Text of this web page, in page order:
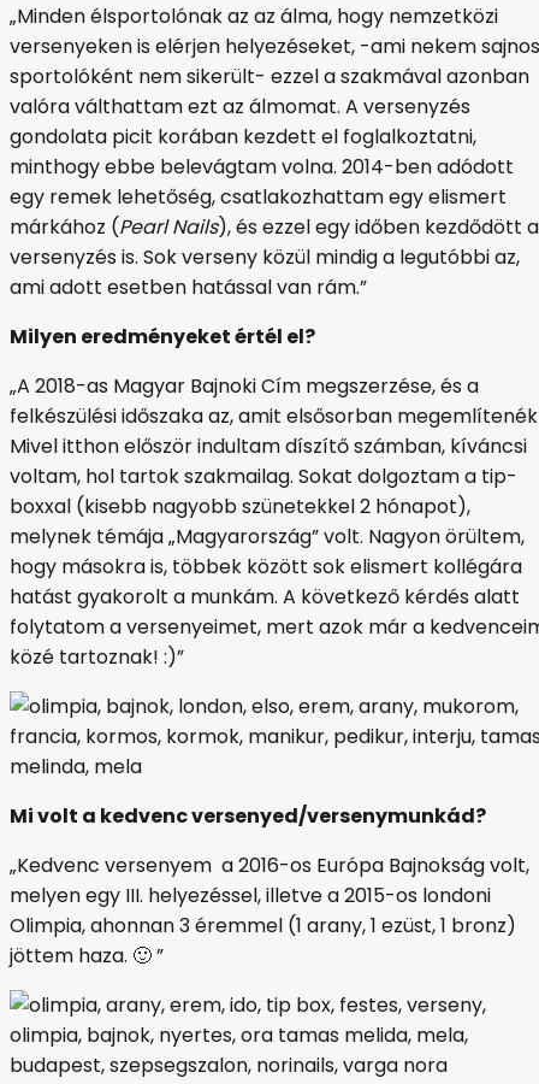
„Minden élsportolónak az az álma, hogy nemzetközi
versenyeken is elérjen helyezéseket, -ami nekem sajnos
sportolóként nem sikerült- ezzel a szakmával azonban
valóra válthattam ezt az álmomat. A versenyzés
gondolata picit korában kezdett el foglalkoztatni,
minthogy ebbe belevágtam volna. 2014-ben adódott
egy remek lehetőség, csatlakozhattam egy elismert
márkához (Pearl Nails), és ezzel egy időben kezdődött a
versenyzés is. Sok verseny közül mindig a legutóbbi az,
ami adott esetben hatással van rám.”
Milyen eredményeket értél el?
„A 2018-as Magyar Bajnoki Cím megszerzése, és a
felkészülési időszaka az, amit elsősorban megemlítenék
Mivel itthon először indultam díszítő számban, kíváncsi
voltam, hol tartok szakmailag. Sokat dolgoztam a tip-
boxxal (kisebb nagyobb szünetekkel 2 hónapot),
melynek témája „Magyarország” volt. Nagyon örültem,
hogy másokra is, többek között sok elismert kollégára
hatást gyakorolt a munkám. A következő kérdés alatt
folytatom a versenyeimet, mert azok már a
közé tartoznak! :)”
Mi volt a kedvenc versenyed/versenymunkád?
„Kedvenc versenyem a 2016-os Európa Bajnokság volt,
melyen egy III. helyezéssel, illetve a 2015-os londoni
Olimpia, ahonnan 3 éremmel (1 arany, 1 ezüst, 1 bronz)
jöttem haza. 🙂 ”